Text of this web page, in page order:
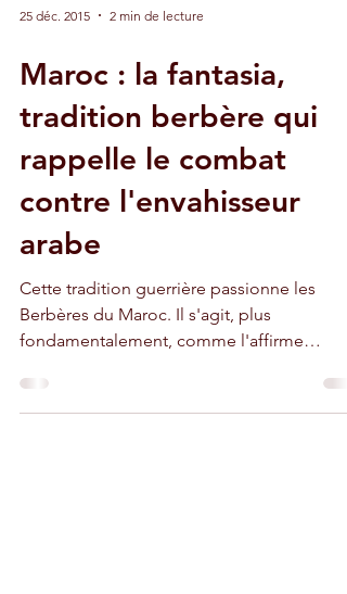
25 déc. 2015 2 min de lecture
Maroc : la fantasia,
tradition berbère qui
rappelle le combat
contre l'envahisseur
arabe
Cette tradition guerrière passionne les
Berbères du Maroc. Il s'agit, plus